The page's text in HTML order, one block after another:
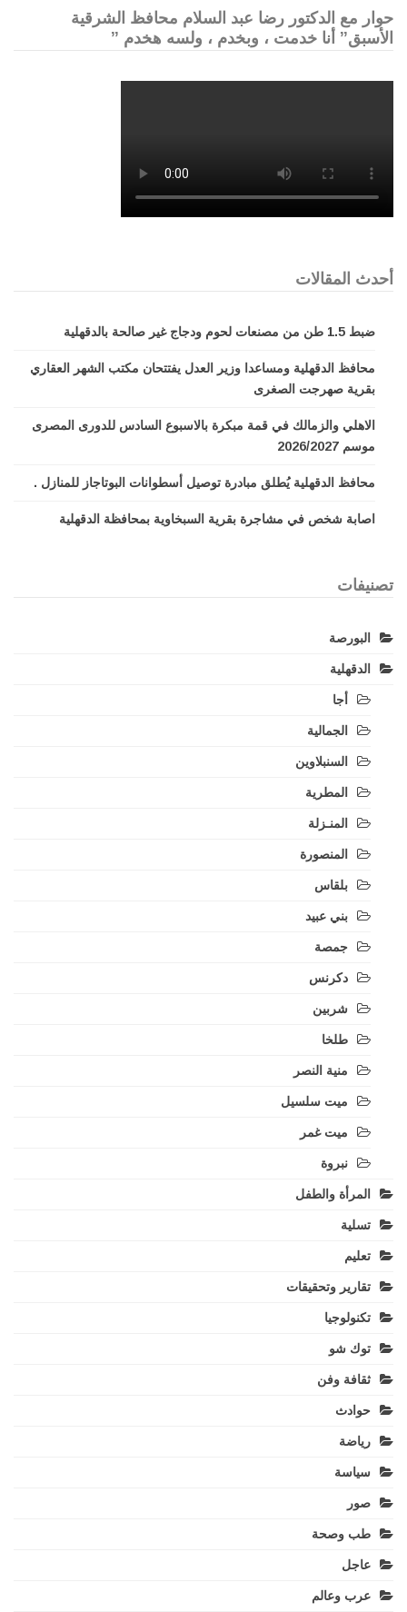
حوار مع الدكتور رضا عبد السلام محافظ الشرقية
الأسبق” أنا خدمت ، وبخدم ، ولسه هخدم ”
أحدث المقالات
ضبط 1.5 طن من مصنعات لحوم ودجاج غير صالحة بالدقهلية
محافظ الدقهلية ومساعدا وزير العدل يفتتحان مكتب الشهر العقاري
بقرية صهرجت الصغرى
الاهلي والزمالك في قمة مبكرة بالاسبوع السادس للدورى المصرى
موسم 2026/2027
محافظ الدقهلية يُطلق مبادرة توصيل أسطوانات البوتاجاز للمنازل .
اصابة شخص في مشاجرة بقرية السبخاوية بمحافظة الدقهلية
تصنيفات
البورصة
الدقهلية
أجا
الجمالية
السنبلاوين
المطرية
المنـزلة
المنصورة
بلقاس
بني عبيد
جمصة
دكرنس
شربين
طلخا
منية النصر
ميت سلسيل
ميت غمر
نبروة
المرأة والطفل
تسلية
تعليم
تقارير وتحقيقات
تكنولوجيا
توك شو
ثقافة وفن
حوادث
رياضة
سياسة
صور
طب وصحة
عاجل
عرب وعالم